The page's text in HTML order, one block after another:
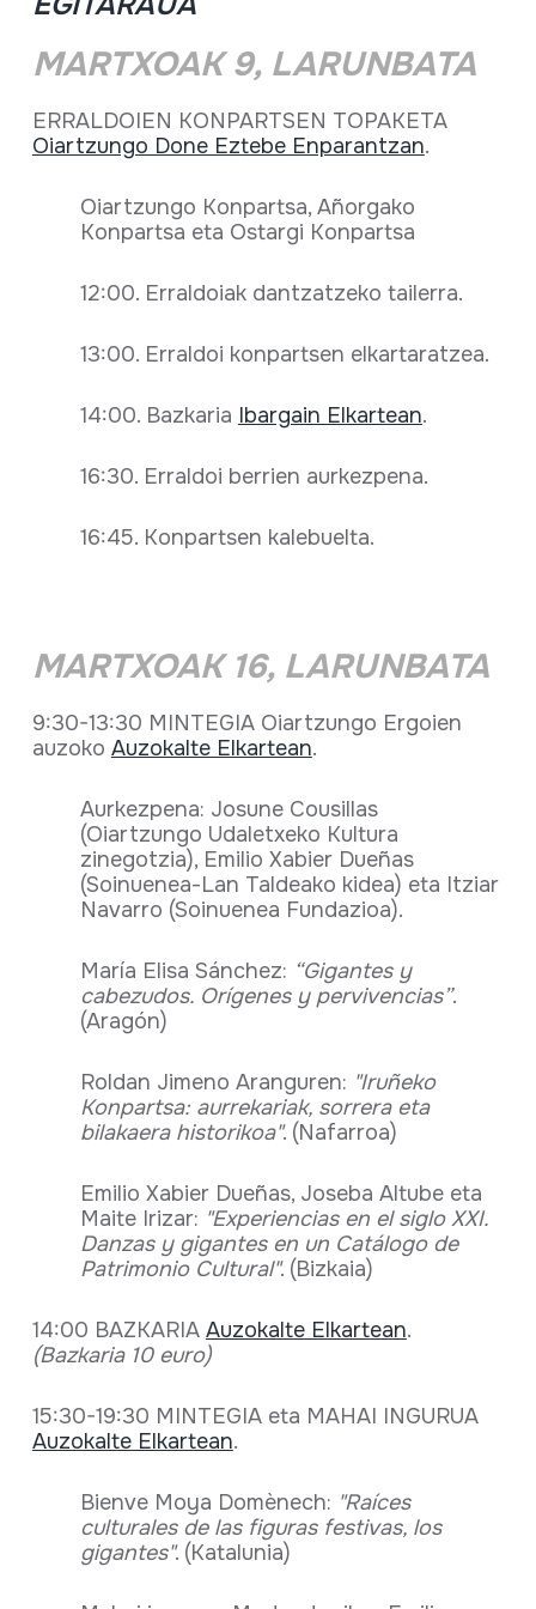
MARTXOAK 9, LARUNBATA
ERRALDOIEN KONPARTSEN TOPAKETA
Oiartzungo Done Eztebe Enparantzan.
Oiartzungo Konpartsa, Añorgako
Konpartsa eta Ostargi Konpartsa
12:00. Erraldoiak dantzatzeko tailerra.
13:00. Erraldoi konpartsen elkartaratzea.
14:00. Bazkaria Ibargain Elkartean.
16:30. Erraldoi berrien aurkezpena.
16:45. Konpartsen kalebuelta.
MARTXOAK 16, LARUNBATA
9:30-13:30 MINTEGIA Oiartzungo Ergoien
auzoko Auzokalte Elkartean.
Aurkezpena: Josune Cousillas
(Oiartzungo Udaletxeko Kultura
zinegotzia), Emilio Xabier Dueñas
(Soinuenea-Lan Taldeako kidea) eta Itziar
Navarro (Soinuenea Fundazioa).
María Elisa Sánchez: “Gigantes y
cabezudos. Orígenes y pervivencias”.
(Aragón)
Roldan Jimeno Aranguren: "Iruñeko
Konpartsa: aurrekariak, sorrera eta
bilakaera historikoa". (Nafarroa)
Emilio Xabier Dueñas, Joseba Altube eta
Maite Irizar: "Experiencias en el siglo XXI.
Danzas y gigantes en un Catálogo de
Patrimonio Cultural". (Bizkaia)
14:00 BAZKARIA Auzokalte Elkartean.
(Bazkaria 10 euro)
15:30-19:30 MINTEGIA eta MAHAI INGURUA
Auzokalte Elkartean.
Bienve Moya Domènech: "Raíces
culturales de las figuras festivas, los
gigantes". (Katalunia)